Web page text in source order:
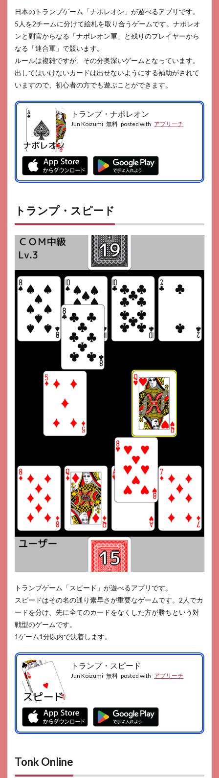
日本のトランプゲーム「ナポレオン」が遊べるアプリです。
5人を2チームに分けて絵札を取り合うゲームです。ナポレオ
ンと副官からなる「ナポレオン軍」と残りのプレイヤーから
なる「連合軍」で競います。
ルールは複雑ですが、その分奥深いゲームとなっています。
出してはいけないカードは出せないようにする補助がされて
いますので、初心者の方でも遊ぶことができます。
トランプ・ナポレオン
Jun Koizumi 無料 posted with アプリーチ
トランプ・スピード
トランプゲーム「スピード」が遊べるアプリです。
スピードはその名の通り素早さが重要なゲームです。2人でカ
ードを分け、先に全てのカードをなくした方が勝ちという対
戦型のゲームです。
1ゲーム1分以内で決着します。
トランプ・スピード
Jun Koizumi 無料 posted with アプリーチ
Tonk Online